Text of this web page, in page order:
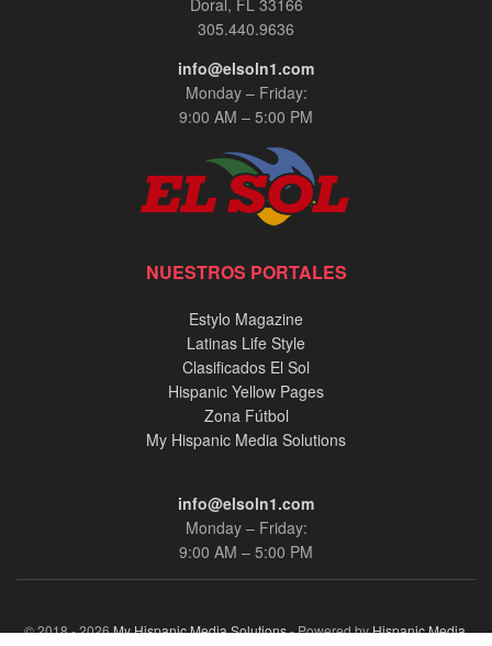
Doral, FL 33166
305.440.9636
info@elsoln1.com
Monday – Friday:
9:00 AM – 5:00 PM
NUESTROS PORTALES
Estylo Magazine
Latinas Life Style
Clasificados El Sol
Hispanic Yellow Pages
Zona Fútbol
My Hispanic Media Solutions
info@elsoln1.com
Monday – Friday:
9:00 AM – 5:00 PM
© 2018 - 2026My Hispanic Media Solutions- Powered byHispanic Media,